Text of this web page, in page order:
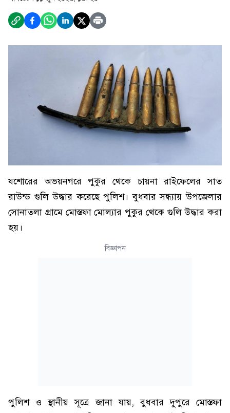
যশোরের অভয়নগরে পুকুর থেকে চায়না রাইফেলের সাত
রাউন্ড গুলি উদ্ধার করেছে পুলিশ। বুধবার সন্ধ্যায় উপজেলার
সোনাতলা গ্রামে মোস্তফা মোল্যার পুকুর থেকে গুলি উদ্ধার করা
হয়।
বিজ্ঞাপন
পুলিশ ও স্থানীয় সূত্রে জানা যায়, বুধবার দুপুরে মোস্তফা